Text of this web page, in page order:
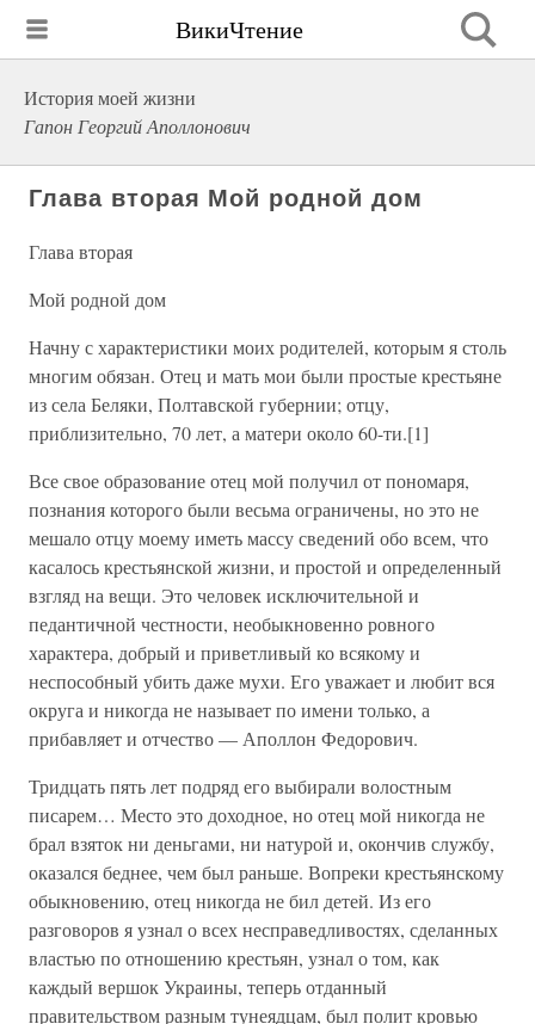
ВикиЧтение
История моей жизни
Гапон Георгий Аполлонович
Глава вторая Мой родной дом
Глава вторая
Мой родной дом
Начну с характеристики моих родителей, которым я столь
многим обязан. Отец и мать мои были простые крестьяне
из села Беляки, Полтавской губернии; отцу,
приблизительно, 70 лет, а матери около 60-ти.[1]
Все свое образование отец мой получил от пономаря,
познания которого были весьма ограничены, но это не
мешало отцу моему иметь массу сведений обо всем, что
касалось крестьянской жизни, и простой и определенный
взгляд на вещи. Это человек исключительной и
педантичной честности, необыкновенно ровного
характера, добрый и приветливый ко всякому и
неспособный убить даже мухи. Его уважает и любит вся
округа и никогда не называет по имени только, а
прибавляет и отчество — Аполлон Федорович.
Тридцать пять лет подряд его выбирали волостным
писарем… Место это доходное, но отец мой никогда не
брал взяток ни деньгами, ни натурой и, окончив службу,
оказался беднее, чем был раньше. Вопреки крестьянскому
обыкновению, отец никогда не бил детей. Из его
разговоров я узнал о всех несправедливостях, сделанных
властью по отношению крестьян, узнал о том, как
каждый вершок Украины, теперь отданный
правительством разным тунеядцам, был полит кровью